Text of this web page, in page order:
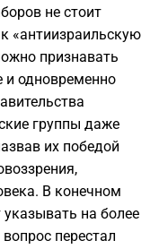
не стоит
«антиизраильскую
признавать
и одновременно
группы даже
их победой
В конечном
на более
перестал